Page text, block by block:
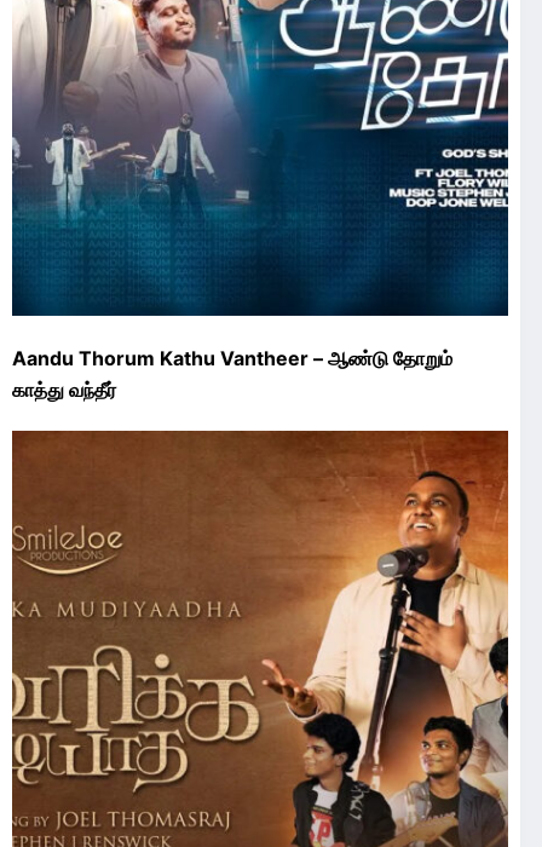
Aandu Thorum Kathu Vantheer – ஆண்டு தோறும்
காத்து வந்தீர்